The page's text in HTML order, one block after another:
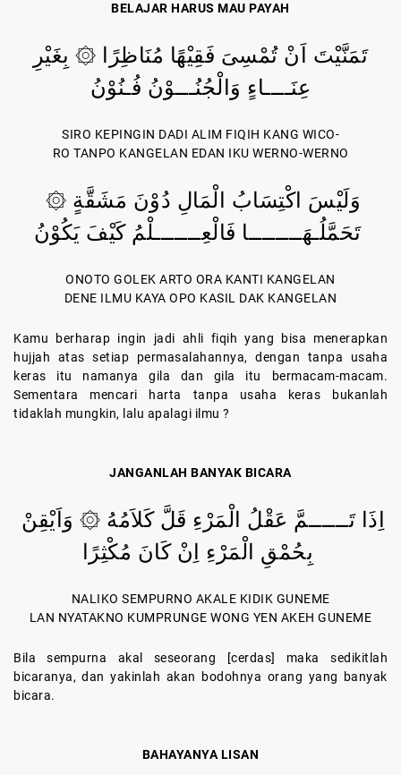
BELAJAR HARUS MAU PAYAH
تَمَنَّيْتَ اَنْ تُمْسِىَ فَقِيْهًا مُنَاظِرًا ۞ بِغَيْرِ
عِنَــــاءٍ وَالْجُنُـــوْنُ فُـنُوْنُ
SIRO KEPINGIN DADI ALIM FIQIH KANG WICO-
RO TANPO KANGELAN EDAN IKU WERNO-WERNO
وَلَيْسَ اكْتِسَابُ الْمَالِ دُوْنَ مَشَقَّةٍ ۞
تَحَمَّلُـهَــــــــا فَالْعِـــــــلْمُ كَيْفَ يَكُوْنُ
ONOTO GOLEK ARTO ORA KANTI KANGELAN
DENE ILMU KAYA OPO KASIL DAK KANGELAN
Kamu berharap ingin jadi ahli fiqih yang bisa menerapkan
hujjah atas setiap permasalahannya, dengan tanpa usaha
keras itu namanya gila dan gila itu bermacam-macam.
Sementara mencari harta tanpa usaha keras bukanlah
tidaklah mungkin, lalu apalagi ilmu ?
JANGANLAH BANYAK BICARA
NALIKO SEMPURNO AKALE KIDIK GUNEME
LAN NYATAKNO KUMPRUNGE WONG YEN AKEH GUNEME
Bila sempurna akal seseorang [cerdas] maka sedikitlah
bicaranya, dan yakinlah akan bodohnya orang yang banyak
bicara.
BAHAYANYA LISAN